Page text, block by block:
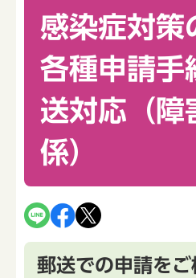
感染症対策
各種申請手
送対応（障
係）
郵送での申請を